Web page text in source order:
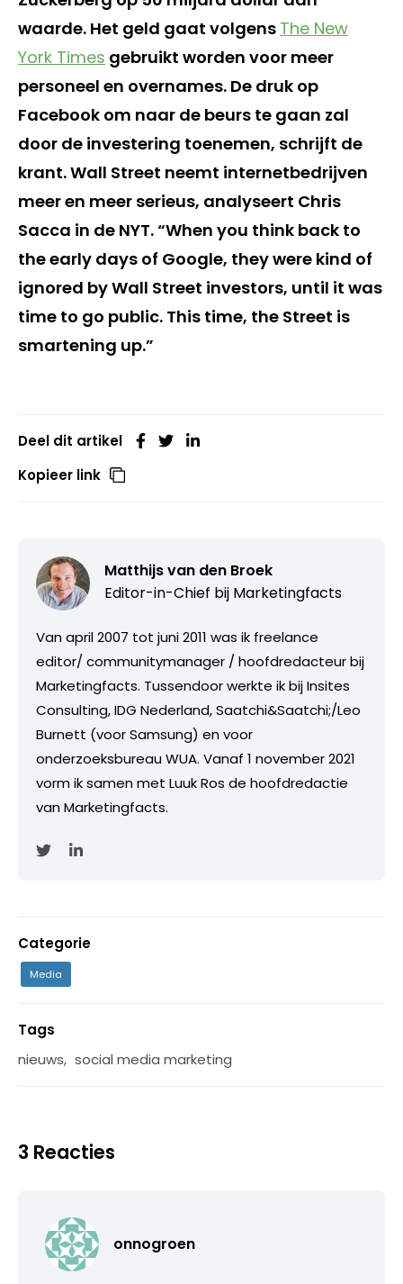
waarde. Het geld gaat volgens The New
York Times gebruikt worden voor meer
personeel en overnames. De druk op
Facebook om naar de beurs te gaan zal
door de investering toenemen, schrijft de
krant. Wall Street neemt internetbedrijven
meer en meer serieus, analyseert Chris
Sacca in de NYT. “When you think back to
the early days of Google, they were kind of
ignored by Wall Street investors, until it was
time to go public. This time, the Street is
smartening up.”
Deel dit artikel
Kopieer link
Matthijs van den Broek
Editor-in-Chief bij Marketingfacts
Van april 2007 tot juni 2011 was ik freelance
editor/ communitymanager / hoofdredacteur bij
Marketingfacts. Tussendoor werkte ik bij Insites
Consulting, IDG Nederland, Saatchi&Saatchi;/Leo
Burnett (voor Samsung) en voor
onderzoeksbureau WUA. Vanaf 1 november 2021
vorm ik samen met Luuk Ros de hoofdredactie
van Marketingfacts.
Categorie
Media
Tags
nieuws, social media marketing
3 Reacties
onnogroen